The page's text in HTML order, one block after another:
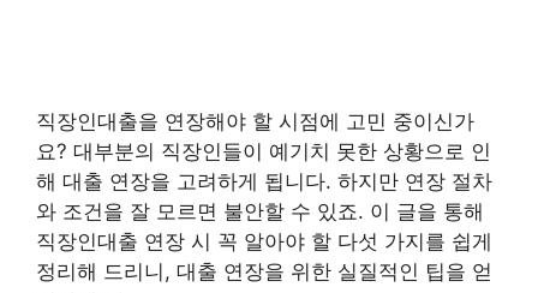
직장인대출을 연장해야 할 시점에 고민 중이신가
요? 대부분의 직장인들이 예기치 못한 상황으로 인
해 대출 연장을 고려하게 됩니다. 하지만 연장 절차
와 조건을 잘 모르면 불안할 수 있죠. 이 글을 통해
직장인대출 연장 시 꼭 알아야 할 다섯 가지를 쉽게
정리해 드리니, 대출 연장을 위한 실질적인 팁을 얻